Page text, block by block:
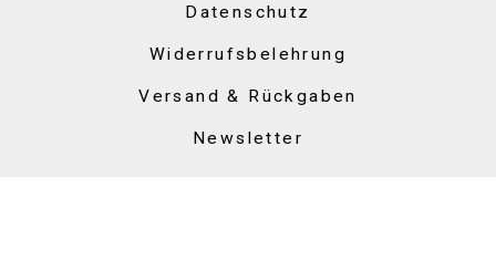
Datenschutz
Widerrufsbelehrung
Versand & Rückgaben
Newsletter